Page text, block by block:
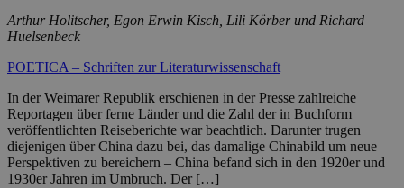
Arthur Holitscher, Egon Erwin Kisch, Lili Körber und Richard
Huelsenbeck
POETICA – Schriften zur Literaturwissenschaft
In der Weimarer Republik erschienen in der Presse zahlreiche
Reportagen über ferne Länder und die Zahl der in Buchform
veröffentlichten Reiseberichte war beachtlich. Darunter trugen
diejenigen über China dazu bei, das damalige Chinabild um neue
Perspektiven zu bereichern – China befand sich in den 1920er und
1930er Jahren im Umbruch. Der […]